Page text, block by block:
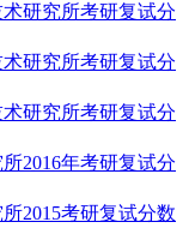
研究所考研复试分
研究所考研复试分
研究所考研复试分
2016年考研复试分
2015考研复试分数